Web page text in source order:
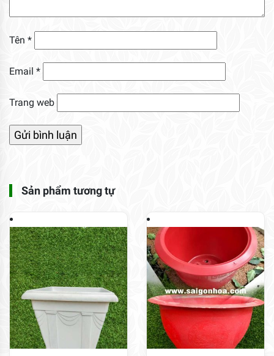
Tên *
Email *
Trang web
Sản phẩm tương tự